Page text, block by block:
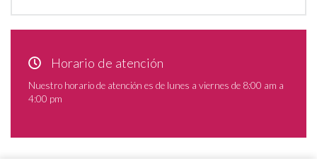
Horario de atención
Nuestro horario de atención es de lunes a viernes de 8:00 am a
4:00 pm